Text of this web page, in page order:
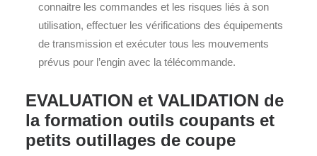
connaitre les commandes et les risques liés à son
utilisation, effectuer les vérifications des équipements
de transmission et exécuter tous les mouvements
prévus pour l’engin avec la télécommande.
EVALUATION et VALIDATION de
la formation outils coupants et
petits outillages de coupe